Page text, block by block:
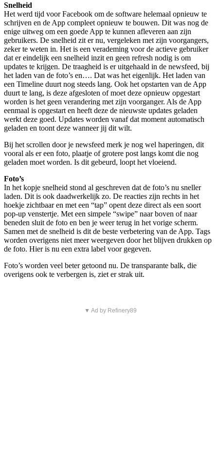
Snelheid
Het werd tijd voor Facebook om de software helemaal opnieuw te
schrijven en de App compleet opnieuw te bouwen. Dit was nog de
enige uitweg om een goede App te kunnen afleveren aan zijn
gebruikers. De snelheid zit er nu, vergeleken met zijn voorgangers,
zeker te weten in. Het is een verademing voor de actieve gebruiker
dat er eindelijk een snelheid inzit en geen refresh nodig is om
updates te krijgen. De traagheid is er uitgehaald in de newsfeed, bij
het laden van de foto’s en…. Dat was het eigenlijk. Het laden van
een Timeline duurt nog steeds lang. Ook het opstarten van de App
duurt te lang, is deze afgesloten of moet deze opnieuw opgestart
worden is het geen verandering met zijn voorganger. Als de App
eenmaal is opgestart en heeft deze de nieuwste updates geladen
werkt deze goed. Updates worden vanaf dat moment automatisch
geladen en toont deze wanneer jij dit wilt.
Bij het scrollen door je newsfeed merk je nog wel haperingen, dit
vooral als er een foto, plaatje of grotere post langs komt die nog
geladen moet worden. Is dit gebeurd, loopt het vloeiend.
Foto’s
In het kopje snelheid stond al geschreven dat de foto’s nu sneller
laden. Dit is ook daadwerkelijk zo. De reacties zijn rechts in het
hoekje zichtbaar en met een “tap” opent deze direct als een soort
pop-up venstertje. Met een simpele “swipe” naar boven of naar
beneden sluit de foto en ben je weer terug in het vorige scherm.
Samen met de snelheid is dit de beste verbetering van de App. Tags
worden overigens niet meer weergeven door het blijven drukken op
de foto. Hier is nu een extra label voor gegeven.
Foto’s worden veel beter getoond nu. De transparante balk, die
overigens ook te verbergen is, ziet er strak uit.
▼ Ad by Refinery89